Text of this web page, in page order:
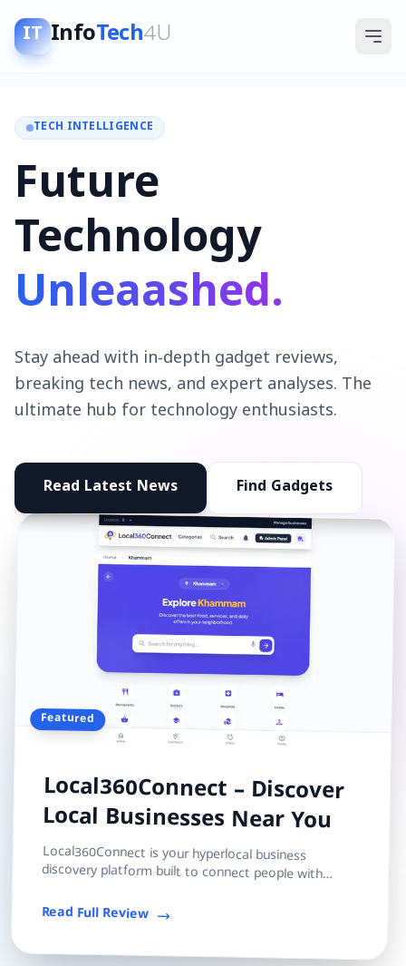
IT InfoTech4U
TECH INTELLIGENCE
Future
Technology
Unleaashed.
Stay ahead with in-depth gadget reviews,
breaking tech news, and expert analyses. The
ultimate hub for technology enthusiasts.
Read Latest News Find Gadgets
Featured
Local360Connect – Discover
Local Businesses Near You
Local360Connect is your hyperlocal business
discovery platform built to connect people with
Read Full Review